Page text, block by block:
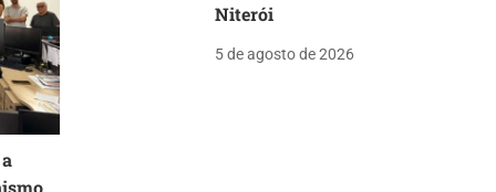
Niterói
5 de agosto de 2026